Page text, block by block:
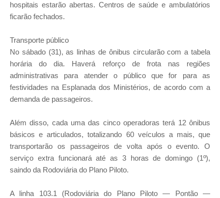
hospitais estarão abertas. Centros de saúde e ambulatórios
ficarão fechados.
Transporte público
No sábado (31), as linhas de ônibus circularão com a tabela
horária do dia. Haverá reforço de frota nas regiões
administrativas para atender o público que for para as
festividades na Esplanada dos Ministérios, de acordo com a
demanda de passageiros.
Além disso, cada uma das cinco operadoras terá 12 ônibus
básicos e articulados, totalizando 60 veículos a mais, que
transportarão os passageiros de volta após o evento. O
serviço extra funcionará até as 3 horas de domingo (1º),
saindo da Rodoviária do Plano Piloto.
A linha 103.1 (Rodoviária do Plano Piloto — Pontão —